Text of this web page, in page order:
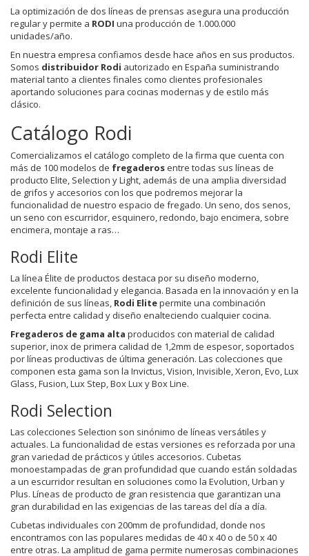
La optimización de dos líneas de prensas asegura una producción
regular y permite a RODI una producción de 1.000.000
unidades/año.
En nuestra empresa confiamos desde hace años en sus productos.
Somos distribuidor Rodi autorizado en España suministrando
material tanto a clientes finales como clientes profesionales
aportando soluciones para cocinas modernas y de estilo más
clásico.
Catálogo Rodi
Comercializamos el catálogo completo de la firma que cuenta con
más de 100 modelos de fregaderosentre todas sus líneas de
producto Elite, Selection y Light, además de una amplia diversidad
de grifos y accesorios con los que podremos mejorar la
funcionalidad de nuestro espacio de fregado. Un seno, dos senos,
un seno con escurridor, esquinero, redondo, bajo encimera, sobre
encimera, montaje a ras…
Rodi Elite
La línea Élite de productos destaca por su diseño moderno,
excelente funcionalidad y elegancia. Basada en la innovación y en la
definición de sus líneas, Rodi Elitepermite una combinación
perfecta entre calidad y diseño enalteciendo cualquier cocina.
Fregaderos de gama alta producidos con material de calidad
superior, inox de primera calidad de 1,2mm de espesor, soportados
por líneas productivas de última generación. Las colecciones que
componen esta gama son la Invictus, Vision, Invisible, Xeron, Evo, Lux
Glass, Fusion, Lux Step, Box Lux y Box Line.
Rodi Selection
Las colecciones Selection son sinónimo de líneas versátiles y
actuales. La funcionalidad de estas versiones es reforzada por una
gran variedad de prácticos y útiles accesorios. Cubetas
monoestampadas de gran profundidad que cuando están soldadas
a un escurridor resultan en soluciones como la Evolution, Urban y
Plus. Líneas de producto de gran resistencia que garantizan una
gran durabilidad en las exigencias de las tareas del día a día.
Cubetas individuales con 200mm de profundidad, donde nos
encontramos con las populares medidas de 40 x 40 o de 50 x 40
entre otras. La amplitud de gama permite numerosas combinaciones